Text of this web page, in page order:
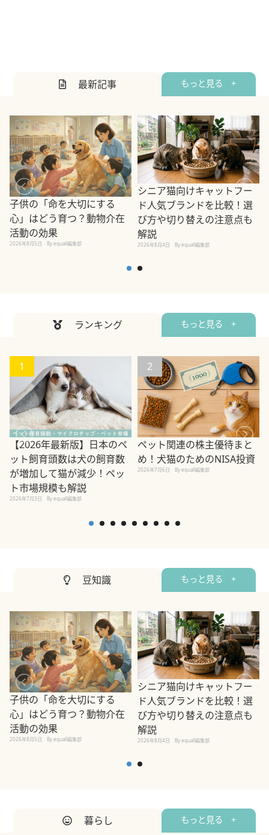
最新記事 もっと見る +
子供の「命を大切にする
心」はどう育つ？動物介在
活動の効果
2026年8月5日 By equall編集部
シニア猫向けキャットフー
ド人気ブランドを比較！選
び方や切り替えの注意点も
解説
2026年8月4日 By equall編集部
ランキング もっと見る +
1
【2026年最新版】日本のペ
ット飼育頭数は犬の飼育数
が増加して猫が減少！ペッ
ト市場規模も解説
2026年7月3日 By equall編集部
2
ペット関連の株主優待まと
め！犬猫のためのNISA投資
2026年7月6日 By equall編集部
豆知識 もっと見る +
子供の「命を大切にする
心」はどう育つ？動物介在
活動の効果
2026年8月5日 By equall編集部
シニア猫向けキャットフー
ド人気ブランドを比較！選
び方や切り替えの注意点も
解説
2026年8月4日 By equall編集部
暮らし もっと見る +